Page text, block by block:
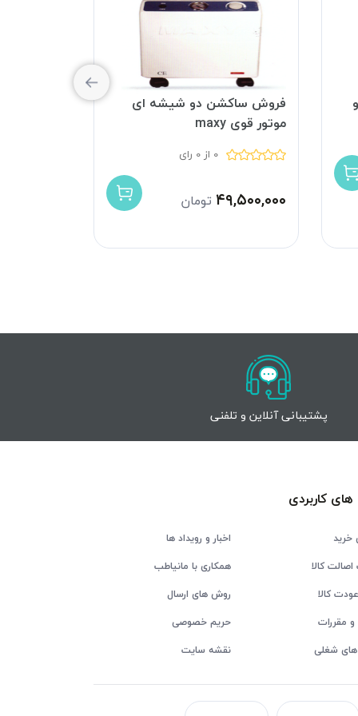
فروش ساکشن دو شیشه ای
موتور قوی maxy
0 از 0 رای
۴۹,۵۰۰,۰۰۰ تومان
پشتیبانی آنلاین و تلفنی
کاربردی
خرید
اخبار و رویداد ها
کالا
همکاری با مانیاطب
کالا
روش های ارسال
و مقررات
حریم خصوصی
شغلی
نقشه سایت